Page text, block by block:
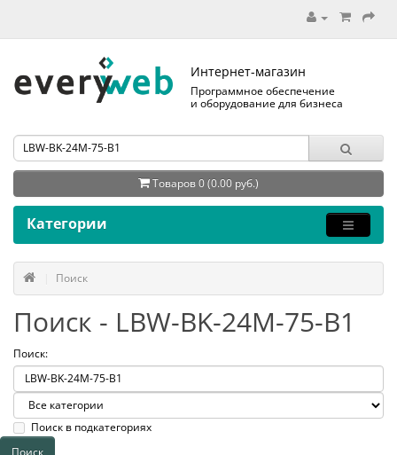
Интернет-магазин
Программное обеспечение
и оборудование для бизнеса
Товаров 0 (0.00 руб.)
Категории
Поиск
Поиск - LBW-BK-24M-75-B1
Поиск:
Поиск в подкатегориях